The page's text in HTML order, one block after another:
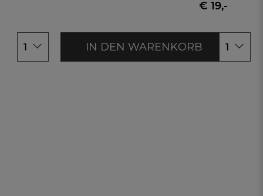
€ 19,-
1 IN DEN WARENKORB 1